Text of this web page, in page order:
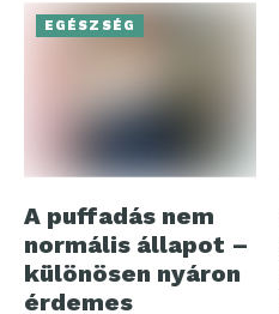
EGÉSZSÉG
A puffadás nem
normális állapot –
különösen nyáron
érdemes